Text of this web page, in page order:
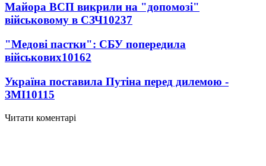
Майора ВСП викрили на "допомозі"
військовому в СЗЧ10237
"Медові пастки": СБУ попередила
військових10162
Україна поставила Путіна перед дилемою -
ЗМІ10115
Читати коментарі